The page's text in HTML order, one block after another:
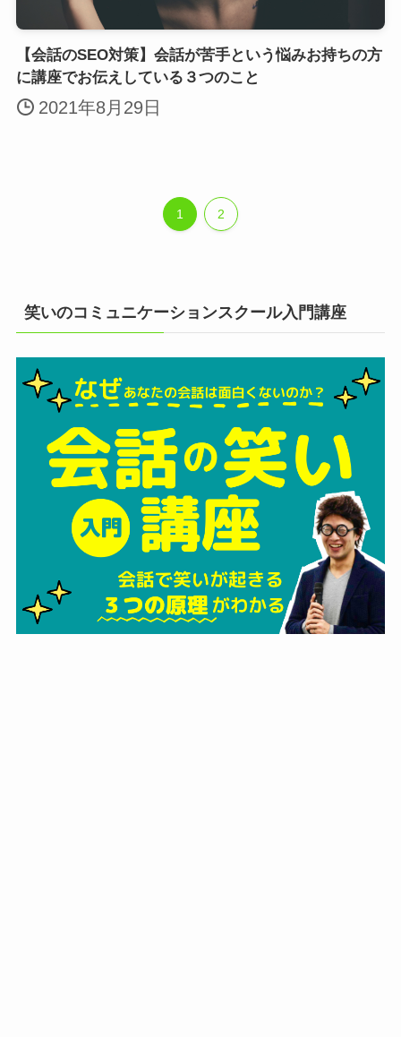
【会話のSEO対策】会話が苦手という悩みお持ちの方
に講座でお伝えしている３つのこと
2021年8月29日
1 2
笑いのコミュニケーションスクール入門講座